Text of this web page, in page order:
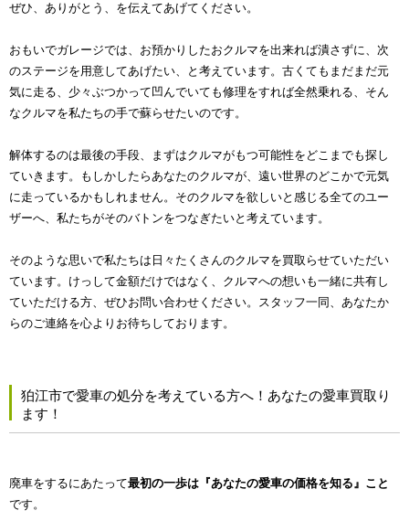
ぜひ、ありがとう、を伝えてあげてください。
おもいでガレージでは、お預かりしたおクルマを出来れば潰さずに、次
のステージを用意してあげたい、と考えています。古くてもまだまだ元
気に走る、少々ぶつかって凹んでいても修理をすれば全然乗れる、そん
なクルマを私たちの手で蘇らせたいのです。
解体するのは最後の手段、まずはクルマがもつ可能性をどこまでも探し
ていきます。もしかしたらあなたのクルマが、遠い世界のどこかで元気
に走っているかもしれません。そのクルマを欲しいと感じる全てのユー
ザーへ、私たちがそのバトンをつなぎたいと考えています。
そのような思いで私たちは日々たくさんのクルマを買取らせていただい
ています。けっして金額だけではなく、クルマへの想いも一緒に共有し
ていただける方、ぜひお問い合わせください。スタッフ一同、あなたか
らのご連絡を心よりお待ちしております。
狛江市で愛車の処分を考えている方へ！あなたの愛車買取り
ます！
廃車をするにあたって最初の一歩は『あなたの愛車の価格を知る』こと
です。